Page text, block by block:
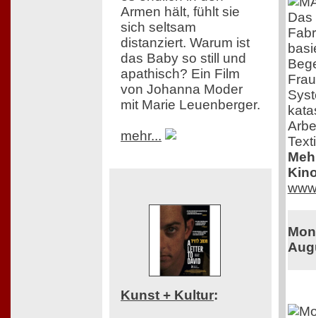
Armen hält, fühlt sie
sich seltsam
distanziert. Warum ist
das Baby so still und
apathisch? Ein Film
von Johanna Moder
mit Marie Leuenberger.
mehr...
Kunst + Kultur:
Das